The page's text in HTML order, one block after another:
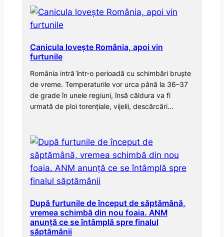
Canicula lovește România, apoi vin
furtunile
România intră într-o perioadă cu schimbări bruște
de vreme. Temperaturile vor urca până la 36–37
de grade în unele regiuni, însă căldura va fi
urmată de ploi torențiale, vijelii, descărcări…
După furtunile de început de săptămână,
vremea schimbă din nou foaia. ANM
anunță ce se întâmplă spre finalul
săptămânii